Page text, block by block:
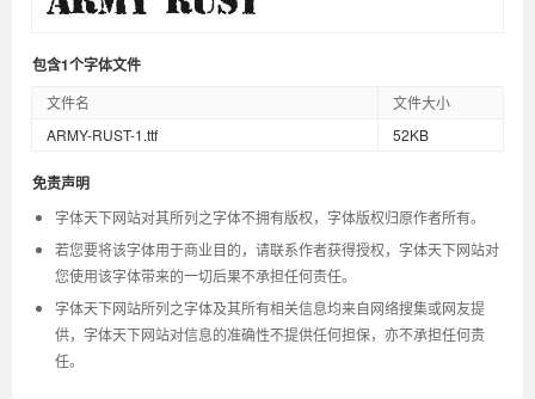
包含1个字体文件
文件名
文件大小
ARMY-RUST-1.ttf
52KB
免责声明
字体天下网站对其所列之字体不拥有版权，字体版权归原作者所有。
若您要将该字体用于商业目的，请联系作者获得授权，字体天下网站对
您使用该字体带来的一切后果不承担任何责任。
字体天下网站所列之字体及其所有相关信息均来自网络搜集或网友提
供，字体天下网站对信息的准确性不提供任何担保，亦不承担任何责
任。